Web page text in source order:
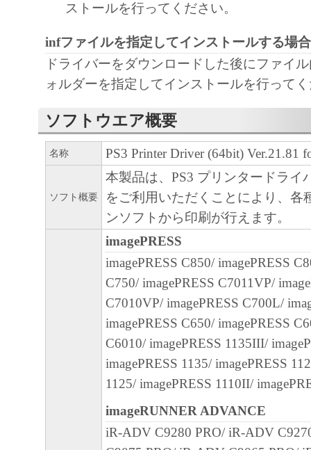
EXCLUSION MAY NOT APPLY TO YOU.
AND YOU MAY ALSO HAVE OTHER
VARY FROM STATE TO STATE OR
JURISDICTION.
NEITHER CANON, CANON'S
AFFILIATES, THEIR DISTRIBUTORS, OR
CANON'S LICENSORS WARRANT THAT
CONTAINED IN THE SOFTWARE WILL
REQUIREMENTS OR THAT THE
SOFTWARE WILL BE UNINTERRUPTED
FREE.
[NO LIABILITY FOR DAMAGES] IN NO
EITHER CANON, CANON'S
AFFILIATES, THEIR DISTRIBUTORS
CANON'S LICENSORS BE LIABLE FOR
WHATSOEVER (INCLUDING WITHOUT
LOSS OF BUSINESS PROFITS, LOSS OF
INFORMATION, LOSS OF BUSINESS
OTHER COMPENSATORY, INCIDENTAL
CONSEQUENTIAL DAMAGES) ARISING
SOFTWARE, USE THEREOF OR
ストールを行ってください。
infファイルを指定してインストールする場合
ドライバーをダウンロードした後にファイ
ォルダーを指定してインストールを行って
ソフトウエア概要
名称 PS3 Printer Driver (64bit) Ver.21.81
ソフト概要
本製品は、PS3 プリンタードライ
をご利用いただくことにより、各
ンソフトから印刷が行えます。
imagePRESS
imagePRESS C850/ imagePRESS
C750/ imagePRESS C7011VP/
C7010VP/ imagePRESS C700L/
imagePRESS C650/ imagePRESS
C6010/ imagePRESS 1135III/
imagePRESS 1135/ imagePRESS
1125/ imagePRESS 1110II/
imageRUNNER ADVANCE
iR-ADV C9280 PRO/ iR-ADV